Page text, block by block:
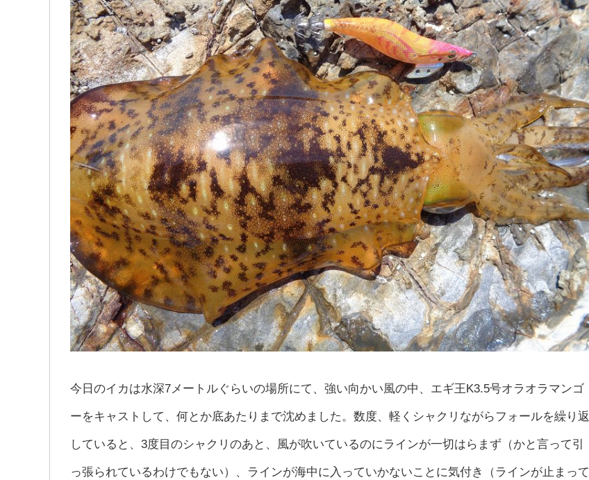
今日のイカは水深7メートルぐらいの場所にて、強い向かい風の中、エギ王K3.5号オラオラマンゴ
ーをキャストして、何とか底あたりまで沈めました。数度、軽くシャクリながらフォールを繰り返
していると、3度目のシャクリのあと、風が吹いているのにラインが一切はらまず（かと言って引
っ張られているわけでもない）、ラインが海中に入っていかないことに気付き（ラインが止まって